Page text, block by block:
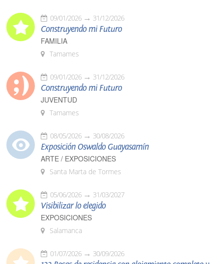
09/01/2026 31/12/2026
Construyendo mi Futuro
FAMILIA
Tamames
09/01/2026 31/12/2026
Construyendo mi Futuro
JUVENTUD
Tamames
08/05/2026 30/08/2026
Exposición Oswaldo Guayasamín
ARTE / EXPOSICIONES
Santa Marta de Tormes
05/06/2026 31/03/2027
Visibilizar lo elegido
EXPOSICIONES
Salamanca
01/07/2026 30/09/2026